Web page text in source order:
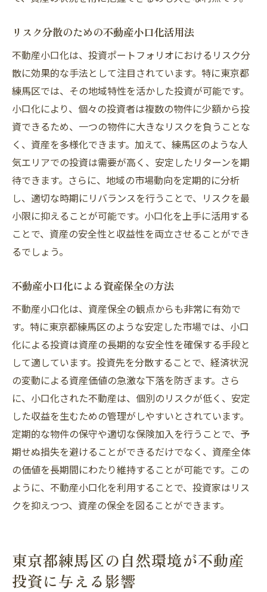
リスク分散のための不動産小口化活用法
不動産小口化は、投資ポートフォリオにおけるリスク分
散に効果的な手法として注目されています。特に東京都
練馬区では、その地域特性を活かした投資が可能です。
小口化により、個々の投資者は複数の物件に少額から投
資できるため、一つの物件に大きなリスクを負うことな
く、資産を多様化できます。加えて、練馬区のような人
気エリアでの投資は需要が高く、安定したリターンを期
待できます。さらに、地域の市場動向を定期的に分析
し、適切な時期にリバランスを行うことで、リスクを最
小限に抑えることが可能です。小口化を上手に活用する
ことで、資産の安全性と収益性を両立させることができ
るでしょう。
不動産小口化による資産保全の方法
不動産小口化は、資産保全の観点からも非常に有効で
す。特に東京都練馬区のような安定した市場では、小口
化による投資は資産の長期的な安全性を確保する手段と
して適しています。投資先を分散することで、経済状況
の変動による資産価値の急激な下落を防ぎます。さら
に、小口化された不動産は、個別のリスクが低く、安定
した収益を生むための管理がしやすいとされています。
定期的な物件の保守や適切な保険加入を行うことで、予
期せぬ損失を避けることができるだけでなく、資産全体
の価値を長期間にわたり維持することが可能です。この
ように、不動産小口化を利用することで、投資家はリス
クを抑えつつ、資産の保全を図ることができます。
東京都練馬区の自然環境が不動産
投資に与える影響